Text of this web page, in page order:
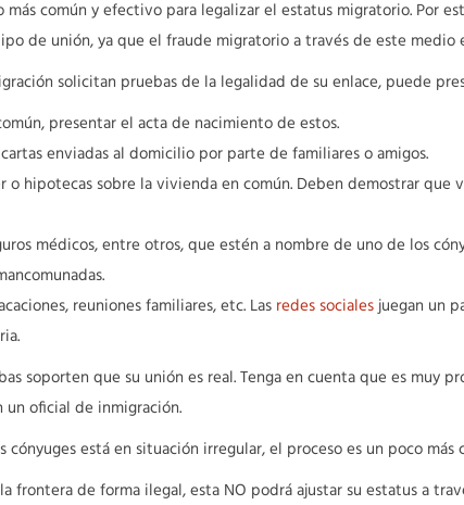
común y efectivo para legalizar el estatus migratorio. Por
de unión, ya que el fraude migratorio a través de este medio
solicitan pruebas de la legalidad de su enlace, puede
presentar el acta de nacimiento de estos.
enviadas al domicilio por parte de familiares o amigos.
o hipotecas sobre la vivienda en común. Deben demostrar
médicos, entre otros, que estén a nombre de uno de los
reuniones familiares, etc. Las redes socialesjuegan un
soporten que su unión es real. Tenga en cuenta que es muy
oficial de inmigración.
cónyuges está en situación irregular, el proceso es un poco más
frontera de forma ilegal, esta NO podrá ajustar su estatus a